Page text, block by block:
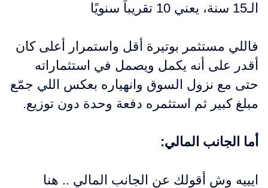
الـ15 سنة، يعني 10 تقريباً سنويًا
فاللي مستثمر بوتيرة أقل واستمرار أعلى كان
أقدر على أنه يكمل ويصمل في استثماراته
حتى مع نزول السوق وانهياره بعكس اللي جمّع
مبلغ كبير ثم استثمره دفعة وحدة دون توزيع.
أما الجانب المالي:
ايييه وش أقولك عن الجانب المالي .. هنا